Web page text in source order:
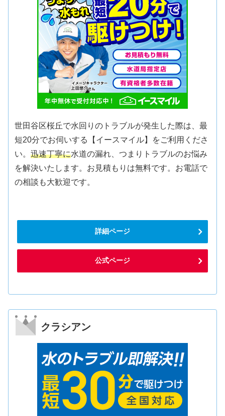
世田谷区桜丘で水回りのトラブルが発生した際は、最
短20分でお伺いする【イースマイル】をご利用くださ
い。迅速丁寧に水道の漏れ、つまりトラブルのお悩み
を解決いたします。お見積もりは無料です。お電話で
の相談も大歓迎です。
詳細ページ
公式ページ
クラシアン